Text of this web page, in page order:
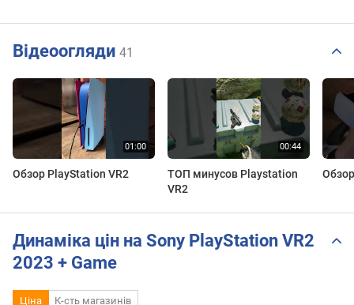
Відеоогляди 41
Обзор PlayStation VR2
ТОП минусов Playstation
VR2
Динаміка цін на Sony PlayStation VR2
2023 + Game
Ціна К-сть магазинів